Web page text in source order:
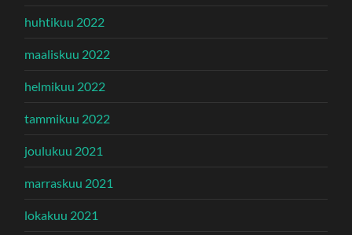
huhtikuu 2022
maaliskuu 2022
helmikuu 2022
tammikuu 2022
joulukuu 2021
marraskuu 2021
lokakuu 2021